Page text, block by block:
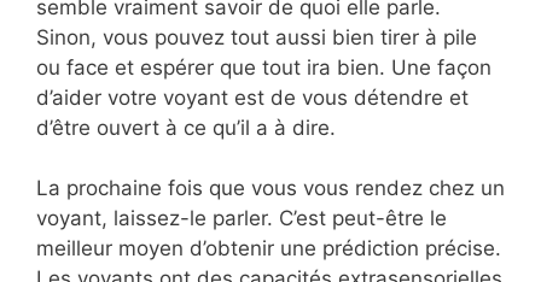
semble vraiment savoir de quoi elle parle.
Sinon, vous pouvez tout aussi bien tirer à pile
ou face et espérer que tout ira bien. Une façon
d’aider votre voyant est de vous détendre et
d’être ouvert à ce qu’il a à dire.
La prochaine fois que vous vous rendez chez un
voyant, laissez-le parler. C’est peut-être le
meilleur moyen d’obtenir une prédiction précise.